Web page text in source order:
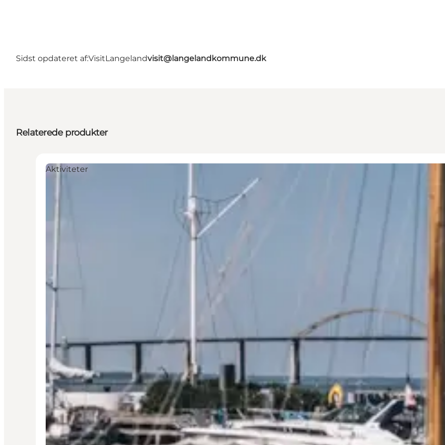
Sidst opdateret af:VisitLangelandvisit@langelandkommune.dk
Relaterede produkter
Aktiviteter